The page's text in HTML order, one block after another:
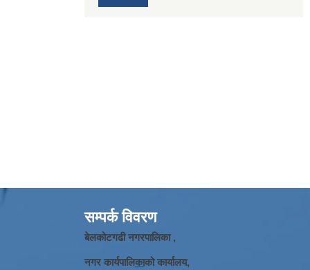
सम्पर्क विवरण
बेलकोटगढी नगरपालिका ,
नगर कार्यपालिकाको कार्यालय,